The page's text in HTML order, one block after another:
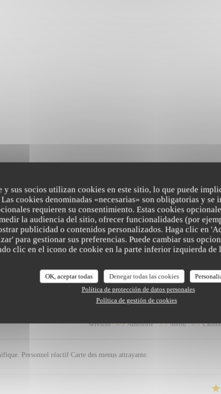
y sus socios utilizan cookies en este sitio, lo que puede
cookies denominadas «necesarias» son obligatorias y se
requieren su consentimiento. Estas cookies
la audiencia del sitio, ofrecer funcionalidades (por
publicidad o contenidos personalizados. Haga clic en
para gestionar sus preferencias. Puede cambiar sus
clic en el icono de cookie en la parte inferior izquierda de
OK, aceptar todas Denegar todas las cookies
Política de protección de datos personales
Política de gestión de cookies
de nuestros clientes
Servicio: 4/5 Ambiente: 5/5 Menú: 4/5
Personnel réactif Carte des menus attrayante.